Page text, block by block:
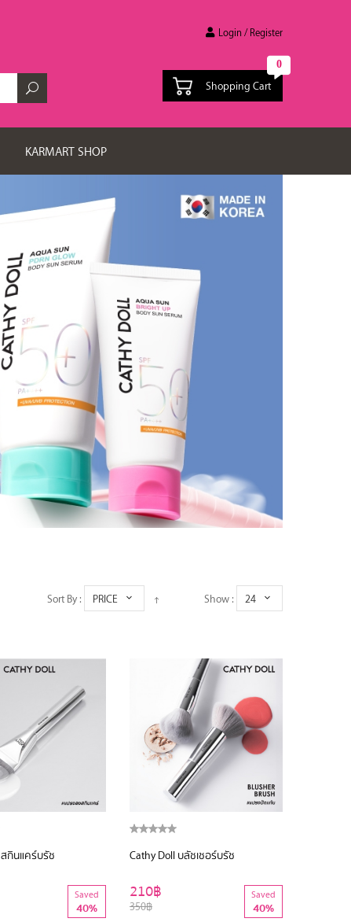
Login / Register
Shopping Cart
0
KARMART SHOP
Sort By : PRICE Show : 24
กินแคร์บรัช
Saved
40%
Cathy Doll บลัชเชอร์บรัช
350฿
210฿ Saved
40%